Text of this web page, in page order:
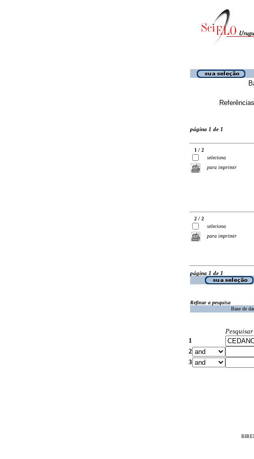
página 1 de 1
1 / 2
seleciona
para imprimir
2 / 2
seleciona
para imprimir
página 1 de 1
Refinar a pesquisa
Base de
Pesquisar
1
2
3